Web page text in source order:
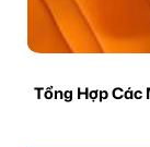
Tổng Hợp Các